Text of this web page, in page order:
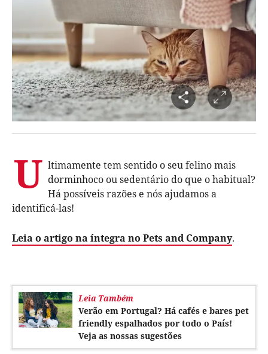
U ltimamente tem sentido o seu felino mais
dorminhoco ou sedentário do que o habitual?
Há possíveis razões e nós ajudamos a
identificá-las!
Leia o artigo na íntegra no Pets and Company.
Leia Também
Verão em Portugal? Há cafés e bares pet
friendly espalhados por todo o País!
Veja as nossas sugestões